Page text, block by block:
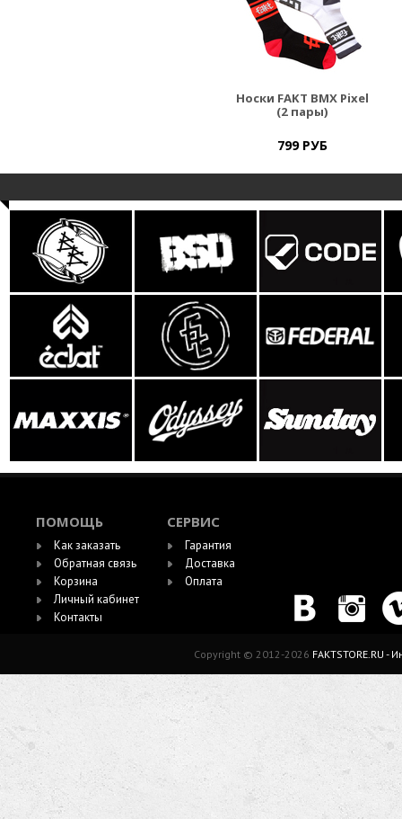
Носки FAKT BMX Pixel
(2 пары)
799 РУБ
ПОМОЩЬ
Как заказать
Обратная связь
Корзина
Личный кабинет
Контакты
СЕРВИС
Гарантия
Доставка
Оплата
Copyright © 2012-2026 FAKTSTORE.RU